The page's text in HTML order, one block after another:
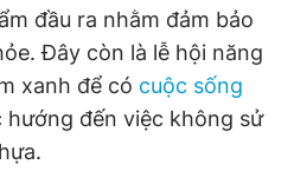
đầu ra nhằm đảm bảo
Đây còn là lễ hội năng
xanh để có cuộc sống
hướng đến việc không sử